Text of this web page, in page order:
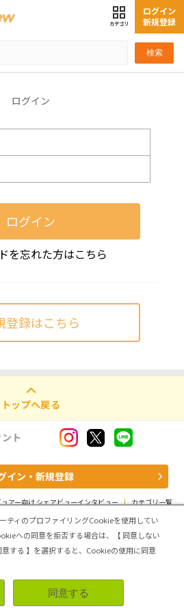
検索
ログイン
新規登録
ログイン
ログイン
を忘れた方はこちら
登録はこちら
トップへ戻る
ト
イン・新規登録
アー向け シェアビューインタビュー | カテゴリ一覧
て | 利用規約 サイトマップ
Co.,Ltd. All Rights Reserved.
ティのプロファイリングCookieを使用してい
への同意を拒否する場合は、【 同意しない
意する 】を選択すると、Cookieの使用に同意
同意する